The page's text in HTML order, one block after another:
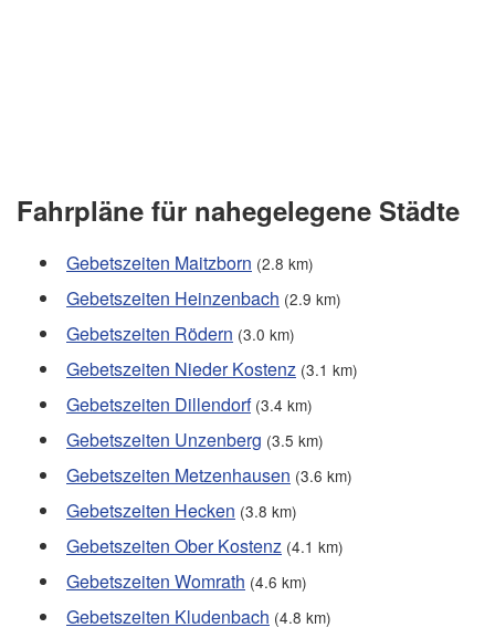
Fahrpläne für nahegelegene Städte
Gebetszeiten Maitzborn (2.8 km)
Gebetszeiten Heinzenbach (2.9 km)
Gebetszeiten Rödern (3.0 km)
Gebetszeiten Nieder Kostenz (3.1 km)
Gebetszeiten Dillendorf (3.4 km)
Gebetszeiten Unzenberg (3.5 km)
Gebetszeiten Metzenhausen (3.6 km)
Gebetszeiten Hecken (3.8 km)
Gebetszeiten Ober Kostenz (4.1 km)
Gebetszeiten Womrath (4.6 km)
Gebetszeiten Kludenbach (4.8 km)